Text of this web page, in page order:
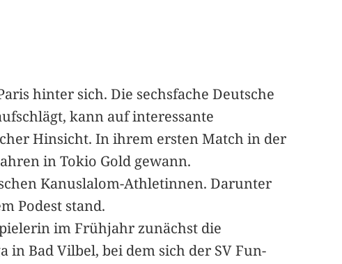
hinter sich. Die sechsfache Deutsche
kann auf interessante
Hinsicht. In ihrem ersten Match in der
in Tokio Gold gewann.
Kanuslalom-Athletinnen. Darunter
Podest stand.
im Frühjahr zunächst die
Bad Vilbel, bei dem sich der SV Fun-